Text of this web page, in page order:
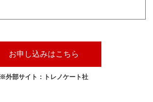
お申し込みはこちら
※外部サイト：トレノケート社